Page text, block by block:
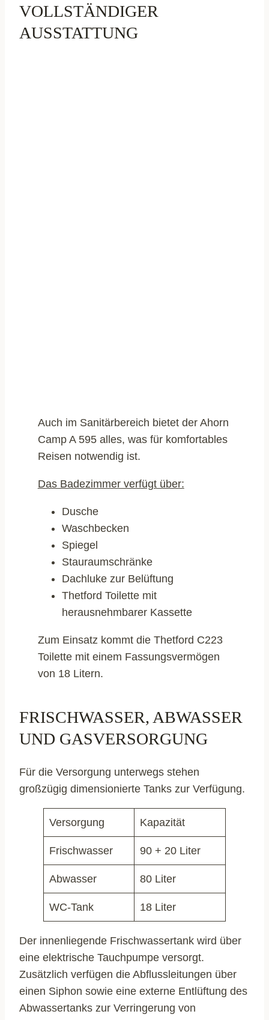
VOLLSTÄNDIGER
AUSSTATTUNG
Auch im Sanitärbereich bietet der Ahorn
Camp A 595 alles, was für komfortables
Reisen notwendig ist.
Das Badezimmer verfügt über:
Dusche
Waschbecken
Spiegel
Stauraumschränke
Dachluke zur Belüftung
Thetford Toilette mit
herausnehmbarer Kassette
Zum Einsatz kommt die Thetford C223
Toilette mit einem Fassungsvermögen
von 18 Litern.
FRISCHWASSER, ABWASSER
UND GASVERSORGUNG
Für die Versorgung unterwegs stehen
großzügig dimensionierte Tanks zur Verfügung.
Versorgung Kapazität
Frischwasser 90 + 20 Liter
Abwasser 80 Liter
WC-Tank 18 Liter
Der innenliegende Frischwassertank wird über
eine elektrische Tauchpumpe versorgt.
Zusätzlich verfügen die Abflussleitungen über
einen Siphon sowie eine externe Entlüftung des
Abwassertanks zur Verringerung von